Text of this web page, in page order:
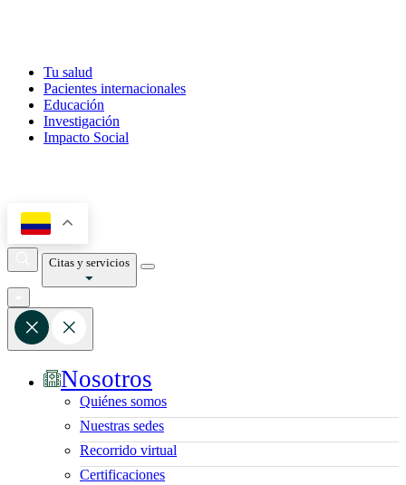
Tu salud
Pacientes internacionales
Educación
Investigación
Impacto Social
Citas y servicios
Nosotros
Quiénes somos
Nuestras sedes
Recorrido virtual
Certificaciones